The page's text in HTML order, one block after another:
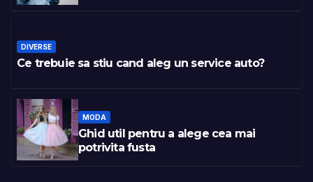
DIVERSE
Ce trebuie sa stiu cand aleg un service auto?
MODA
Ghid util pentru a alege cea mai
potrivita fusta